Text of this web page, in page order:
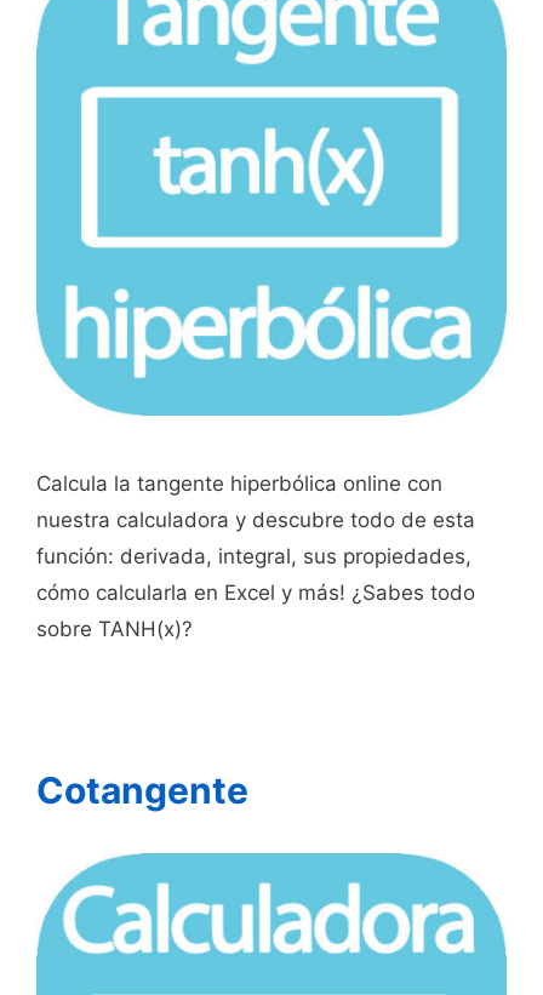
Calcula la tangente hiperbólica online con
nuestra calculadora y descubre todo de esta
función: derivada, integral, sus propiedades,
cómo calcularla en Excel y más! ¿Sabes todo
sobre TANH(x)?
Cotangente